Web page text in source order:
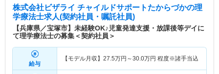
株式会社ビザライ チャイルドサポートたからづかの理
学療法士求人(契約社員・嘱託社員)
【兵庫県／宝塚市】未経験OK♪児童発達支援・放課後等デイに
て理学療法士の募集＜契約社員＞
給与
【モデル月収】 27.5万円～30.0万円 程度※諸手当込